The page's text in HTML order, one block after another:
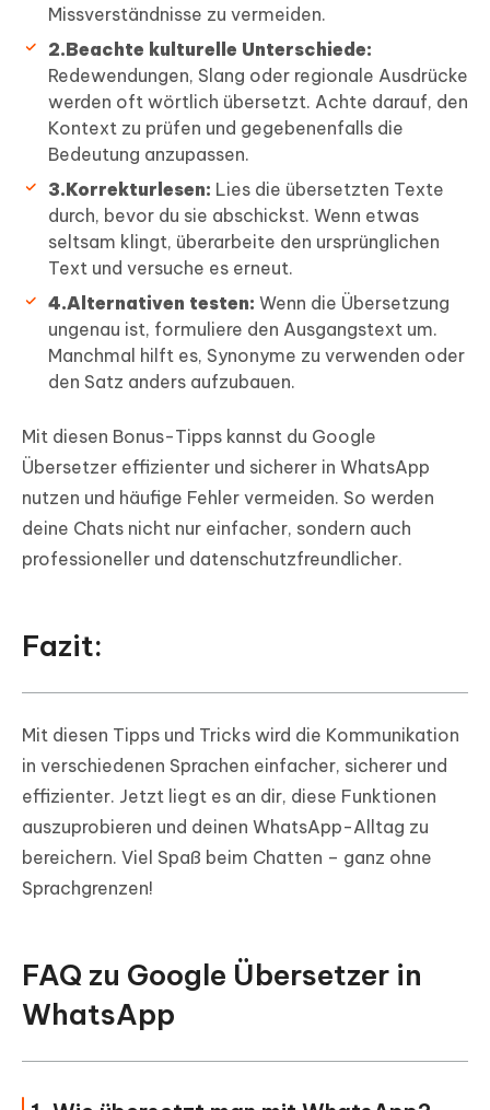
Missverständnisse zu vermeiden.
2.Beachte kulturelle Unterschiede:
Redewendungen, Slang oder regionale Ausdrücke
werden oft wörtlich übersetzt. Achte darauf, den
Kontext zu prüfen und gegebenenfalls die
Bedeutung anzupassen.
3.Korrekturlesen: Lies die übersetzten Texte
durch, bevor du sie abschickst. Wenn etwas
seltsam klingt, überarbeite den ursprünglichen
Text und versuche es erneut.
4.Alternativen testen: Wenn die Übersetzung
ungenau ist, formuliere den Ausgangstext um.
Manchmal hilft es, Synonyme zu verwenden oder
den Satz anders aufzubauen.
Mit diesen Bonus-Tipps kannst du Google
Übersetzer effizienter und sicherer in WhatsApp
nutzen und häufige Fehler vermeiden. So werden
deine Chats nicht nur einfacher, sondern auch
professioneller und datenschutzfreundlicher.
Fazit:
Mit diesen Tipps und Tricks wird die Kommunikation
in verschiedenen Sprachen einfacher, sicherer und
effizienter. Jetzt liegt es an dir, diese Funktionen
auszuprobieren und deinen WhatsApp-Alltag zu
bereichern. Viel Spaß beim Chatten – ganz ohne
Sprachgrenzen!
FAQ zu Google Übersetzer in
WhatsApp